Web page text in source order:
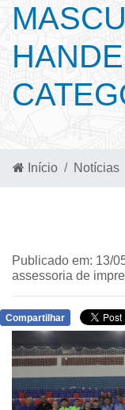
Início Notícias
Publicado em: 13/
assessoria de
Compartilhar